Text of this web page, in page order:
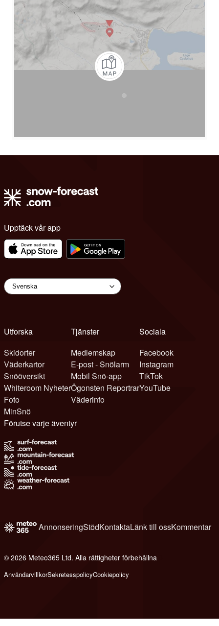
Upptäck vår app
Utforska
Skidorter
Väderkartor
Snööversikt
Whiteroom Nyheter
Foto
MinSnö
Tjänster
Medlemskap
E-post - Snölarm
Mobil Snö-app
Ögonsten Reportrar
Väderinfo
Sociala
Facebook
Instagram
TikTok
YouTube
Förutse varje äventyr
AnnonseringStödKontaktaLänk till ossKommentar
© 2026 Meteo365 Ltd. Alla rättigheter förbehållna
AnvändarvillkorSekretesspolicyCookiepolicy